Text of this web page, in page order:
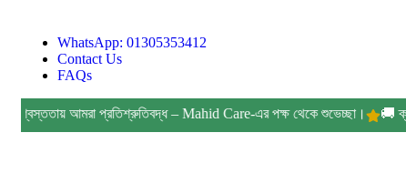
WhatsApp: 01305353412
Contact Us
FAQs
আমরা প্রতিশ্রুতিবদ্ধ – Mahid Care-এর পক্ষ থেকে শুভেচ্ছা। 🚚 ক্যাশ অন